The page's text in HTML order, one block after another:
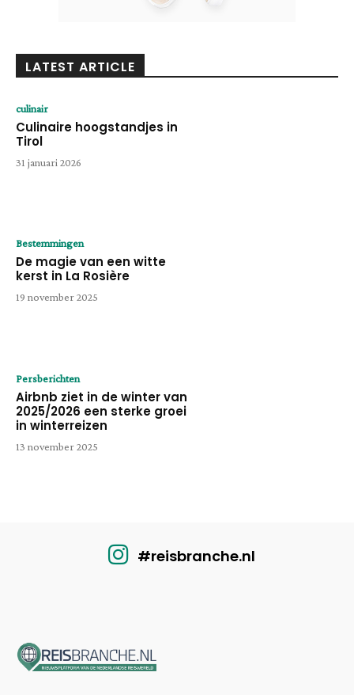
LATEST ARTICLE
culinair
Culinaire hoogstandjes in
Tirol
31 januari 2026
Bestemmingen
De magie van een witte
kerst in La Rosière
19 november 2025
Persberichten
Airbnb ziet in de winter van
2025/2026 een sterke groei
in winterreizen
13 november 2025
#reisbranche.nl